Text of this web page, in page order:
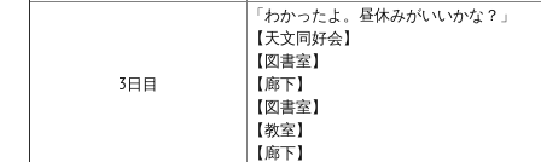
3日目
「わかったよ。昼休みがいいかな？」
【天文同好会】
【図書室】
【廊下】
【図書室】
【教室】
【廊下】